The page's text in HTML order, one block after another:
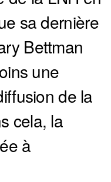
sa dernière
Bettman
une
de la
cela, la
à